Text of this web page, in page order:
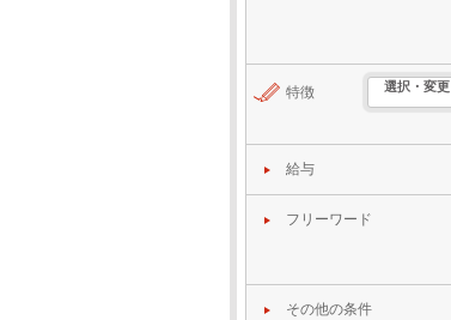
特徴 選択・変更
給与
フリーワード
その他の条件